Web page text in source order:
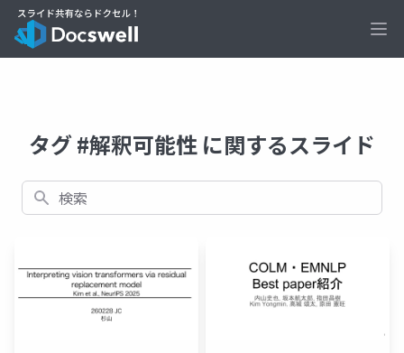
タグ #解釈可能性 に関するスライド
検索